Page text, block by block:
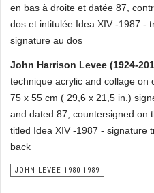
en bas à droite et datée 87,
dos et intitulée Idea XIV -1987 -
signature au dos
John Harrison Levee (1924-
technique acrylic and collage on
75 x 55 cm ( 29,6 x 21,5 in.)
and dated 87, countersigned on
titled Idea XIV -1987 - signature
back
JOHN LEVEE 1980-1989